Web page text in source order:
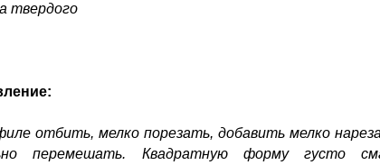
твердого
отбить, мелко порезать, добавить мелко
перемешать. Квадратную форму густо